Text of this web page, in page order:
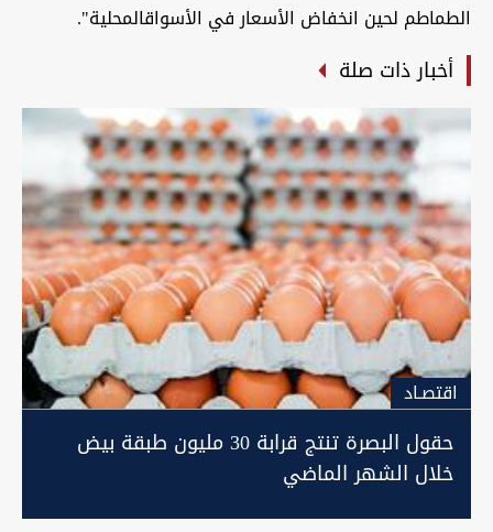
الطماطم لحين انخفاض الأسعار في الأسواقالمحلية".
أخبار ذات صلة
اقتصـاد
حقول البصرة تنتج قرابة 30 مليون طبقة بيض
خلال الشهر الماضي